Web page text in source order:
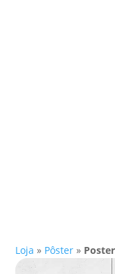
Loja » Pôster »